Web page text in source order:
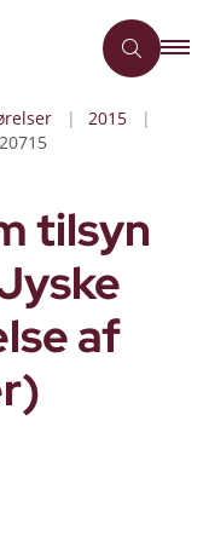
2015
tilsyn
af